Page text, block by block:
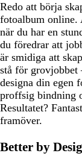
Redo att börja
fotoalbum online.
när du har en
du föredrar att
är smidiga att
stå för grovjobbet
designa din egen
proffsig bindning
Resultatet?
framöver.
Better by